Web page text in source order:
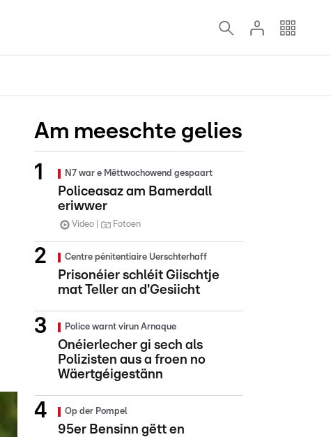
Am meeschte gelies
N7 war e Mëttwochowend gespaart
Policeasaz am Bamerdall
eriwwer
Video Fotoen
Centre pénitentiaire Uerschterhaff
Prisonéier schléit Giischtje
mat Teller an d'Gesiicht
Police warnt virun Arnaque
Onéierlecher gi sech als
Polizisten aus a froen no
Wäertgéigestänn
Op der Pompel
95er Bensinn gëtt en